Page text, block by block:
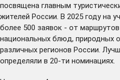
посвящена главным
жителей России. В 2025 году на
более 500 заявок - от
национальных блюд, природных
различных регионов России.
определяли в 20-ти номинациях.